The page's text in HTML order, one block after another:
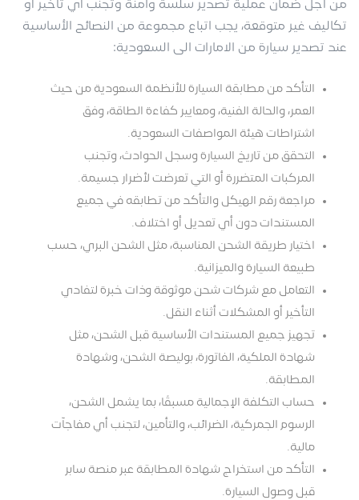
من أجل ضمان عملية تصدير سلسة وآمنة وتجنب أي تأخير أو
تكاليف غير متوقعة، يجب اتباع مجموعة من النصائح الأساسية
عند تصدير سيارة من الامارات الى السعودية:
التأكد من مطابقة السيارة للأنظمة السعودية من حيث
العمر، والحالة الفنية، ومعايير كفاءة الطاقة، وفق
اشتراطات هيئة المواصفات السعودية.
التحقق من تاريخ السيارة وسجل الحوادث، وتجنب
المركبات المتضررة أو التي تعرضت لأضرار جسيمة.
مراجعة رقم الهيكل والتأكد من تطابقه في جميع
المستندات دون أي تعديل أو اختلاف.
اختيار طريقة الشحن المناسبة، مثل الشحن البري، حسب
طبيعة السيارة والميزانية.
التعامل مع شركات شحن موثوقة وذات خبرة لتفادي
التأخير أو المشكلات أثناء النقل.
تجهيز جميع المستندات الأساسية قبل الشحن، مثل
شهادة الملكية، الفاتورة، بوليصة الشحن، وشهادة
المطابقة.
حساب التكلفة الإجمالية مسبقًا، بما يشمل الشحن،
الرسوم الجمركية، الضرائب، والتأمين، لتجنب أي مفاجآت
مالية.
التأكد من استخراج شهادة المطابقة عبر منصة سابر
قبل وصول السيارة.